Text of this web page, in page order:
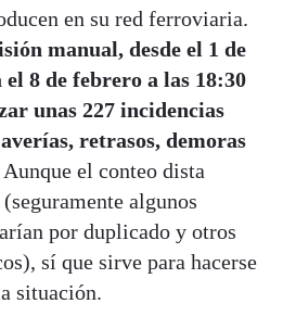
en su red ferroviaria.
manual, desde el 1 de
el 8 de febrero a las 18:30
unas 227 incidencias
retrasos, demoras
Aunque el conteo dista
algunos
por duplicado y otros
sí que sirve para hacerse
situación.